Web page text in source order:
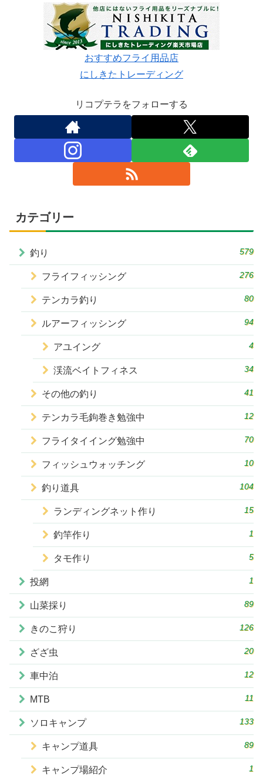
おすすめフライ用品店
にしきたトレーディング
リコプテラをフォローする
カテゴリー
釣り 579
フライフィッシング 276
テンカラ釣り 80
ルアーフィッシング 94
アユイング 4
渓流ベイトフィネス 34
その他の釣り 41
テンカラ毛鉤巻き勉強中 12
フライタイイング勉強中 70
フィッシュウォッチング 10
釣り道具 104
ランディングネット作り 15
釣竿作り 1
タモ作り 5
投網 1
山菜採り 89
きのこ狩り 126
ざざ虫 20
車中泊 12
MTB 11
ソロキャンプ 133
キャンプ道具 89
キャンプ場紹介 1